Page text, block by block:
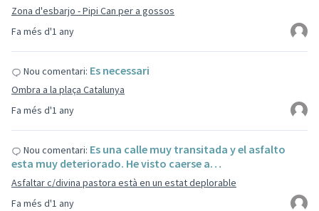
Fa més d'1 any
Zona d'esbarjo - Pipi Can per a gossos
Fa més d'1 any
Nou comentari: Es necessari
Ombra a la plaça Catalunya
Fa més d'1 any
Nou comentari: Es una calle muy transitada y el asfalto
esta muy deteriorado. He visto caerse a…
Asfaltar c/divina pastora està en un estat deplorable